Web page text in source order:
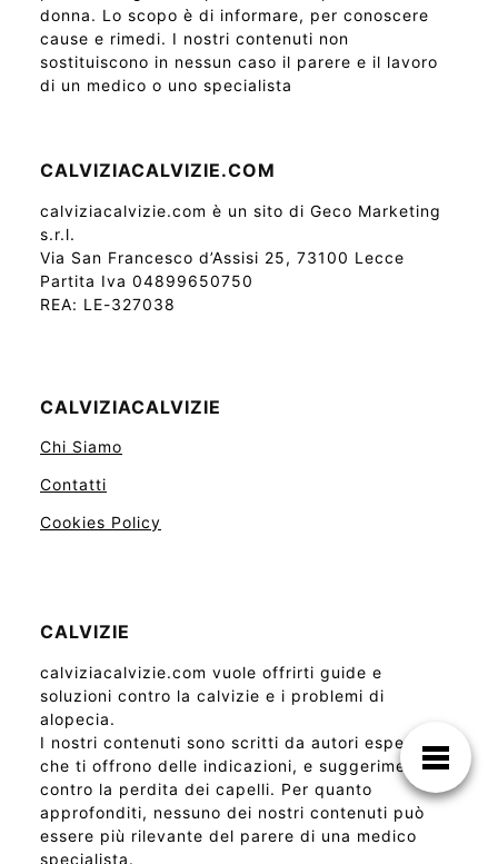
donna. Lo scopo è di informare, per conoscere
cause e rimedi. I nostri contenuti non
sostituiscono in nessun caso il parere e il lavoro
di un medico o uno specialista
CALVIZIACALVIZIE.COM
calviziacalvizie.com è un sito di Geco Marketing
s.r.l.
Via San Francesco d’Assisi 25, 73100 Lecce
Partita Iva 04899650750
REA: LE-327038
CALVIZIACALVIZIE
Chi Siamo
Contatti
Cookies Policy
CALVIZIE
calviziacalvizie.com vuole offrirti guide e
soluzioni contro la calvizie e i problemi di
alopecia.
I nostri contenuti sono scritti da autori esperti,
che ti offrono delle indicazioni, e suggerimenti
contro la perdita dei capelli. Per quanto
approfonditi, nessuno dei nostri contenuti può
essere più rilevante del parere di una medico
specialista.